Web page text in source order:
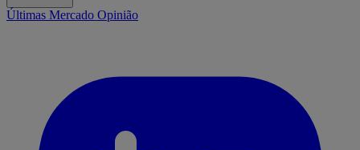
Últimas Mercado Opinião